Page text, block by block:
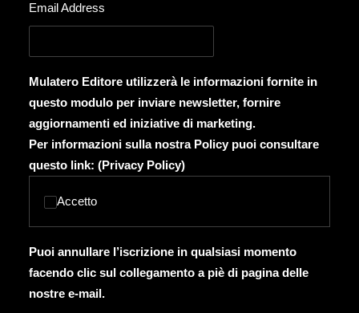
Email Address
Mulatero Editore utilizzerà le informazioni fornite in
questo modulo per inviare newsletter, fornire
aggiornamenti ed iniziative di marketing.
Per informazioni sulla nostra Policy puoi consultare
questo link: (Privacy Policy)
Accetto
Puoi annullare l’iscrizione in qualsiasi momento
facendo clic sul collegamento a piè di pagina delle
nostre e-mail.